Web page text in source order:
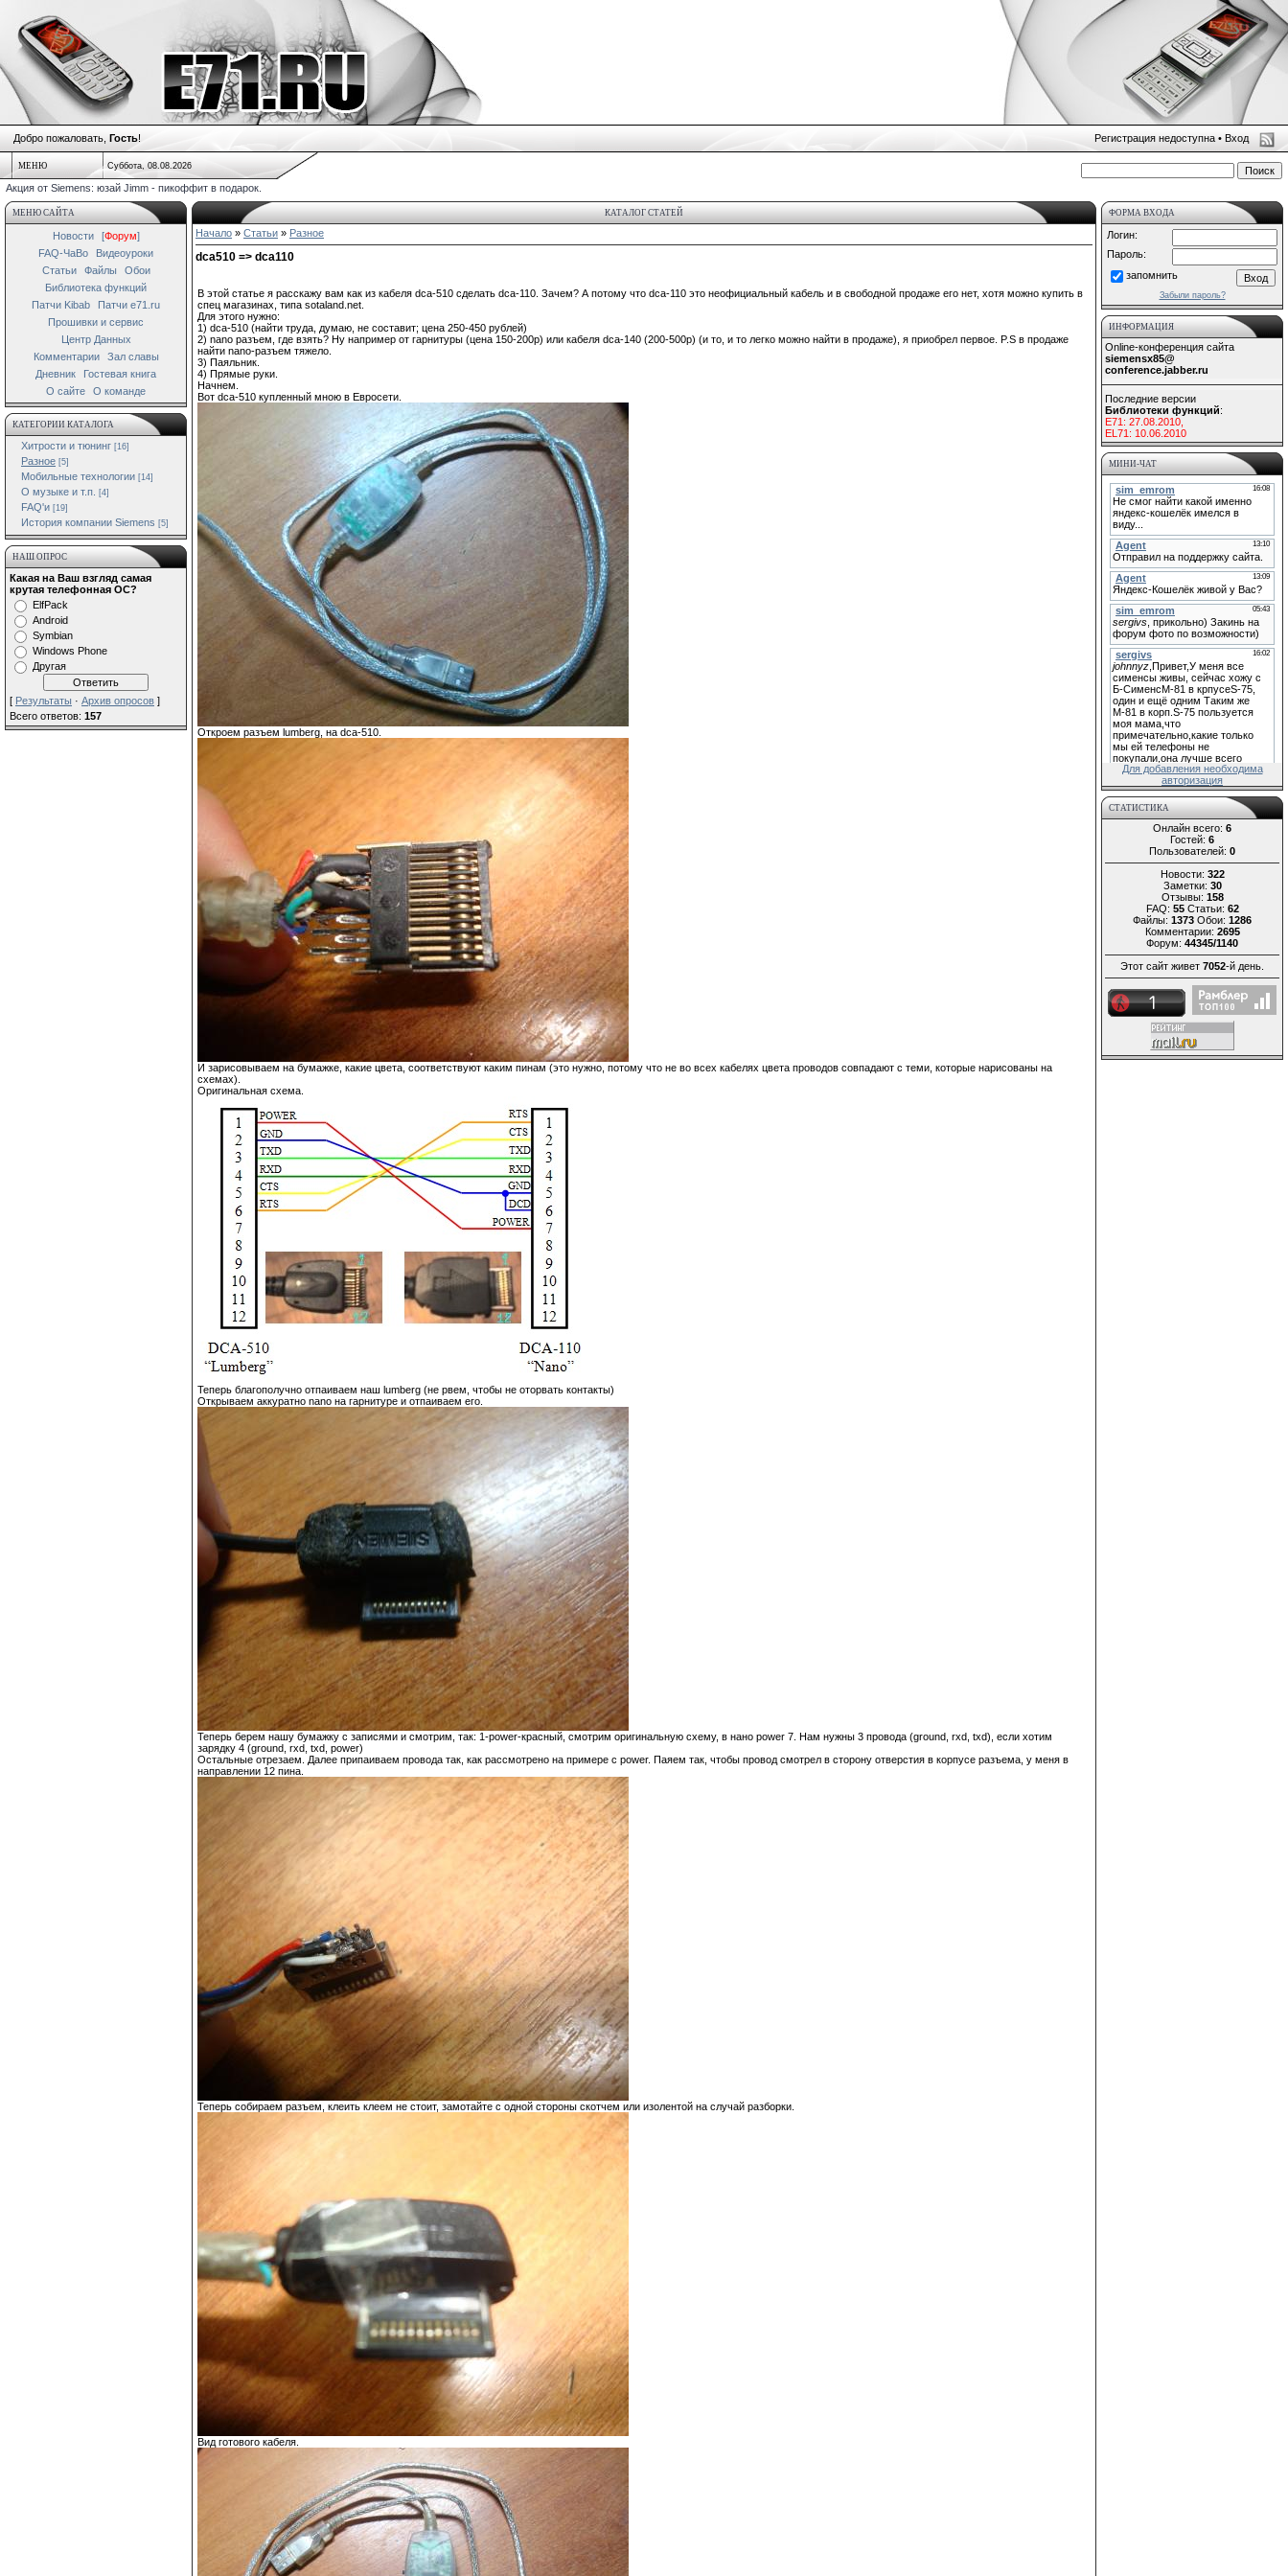
Добро пожаловать, Гость! Регистрация недоступна • Вход
МЕНЮ Суббота, 08.08.2026
Акция от Siemens: юзай Jimm - пикоффит в подарок.
МЕНЮ САЙТА
Новости [Форум]
FAQ-ЧаВо
Видеоуроки
Статьи
Файлы
Обои
Библиотека функций
Патчи Kibab
Патчи e71.ru
Прошивки и сервис
Центр Данных
Комментарии
Зал славы
Дневник
Гостевая книга
О сайте
О команде
КАТЕГОРИИ КАТАЛОГА
Хитрости и тюнинг [16]
Разное [5]
Мобильные технологии [14]
О музыке и т.п. [4]
FAQ'и [19]
История компании Siemens [5]
НАШ ОПРОС
Какая на Ваш взгляд самая
крутая телефонная ОС?
ElfPack
Android
Symbian
Windows Phone
Другая
[ Результаты · Архив опросов ]
Всего ответов: 157
КАТАЛОГ СТАТЕЙ
Начало » Статьи » Разное
dca510 => dca110
В этой статье я расскажу вам как из кабеля dca-510 сделать dca-110. Зачем? А потому что dca-110 это неофициальный кабель и в свободной продаже его нет, хотя можно купить в
спец магазинах, типа sotaland.net.
Для этого нужно:
1) dca-510 (найти труда, думаю, не составит; цена 250-450 рублей)
2) nano разъем, где взять? Ну например от гарнитуры (цена 150-200р) или кабеля dca-140 (200-500р) (и то, и то легко можно найти в продаже), я приобрел первое. P.S в продаже
найти nano-разъем тяжело.
3) Паяльник.
4) Прямые руки.
Начнем.
Вот dca-510 купленный мною в Евросети.
Откроем разъем lumberg, на dca-510.
И зарисовываем на бумажке, какие цвета, соответствуют каким пинам (это нужно, потому что не во всех кабелях цвета проводов совпадают с теми, которые нарисованы на
схемах).
Оригинальная схема.
Теперь благополучно отпаиваем наш lumberg (не рвем, чтобы не оторвать контакты)
Открываем аккуратно nano на гарнитуре и отпаиваем его.
Теперь берем нашу бумажку с записями и смотрим, так: 1-power-красный, смотрим оригинальную схему, в нано power 7. Нам нужны 3 провода (ground, rxd, txd), если хотим
зарядку 4 (ground, rxd, txd, power)
Остальные отрезаем. Далее припаиваем провода так, как рассмотрено на примере с power. Паяем так, чтобы провод смотрел в сторону отверстия в корпусе разъема, у меня в
направлении 12 пина.
Теперь собираем разъем, клеить клеем не стоит, замотайте с одной стороны скотчем или изолентой на случай разборки.
Вид готового кабеля.
ФОРМА ВХОДА
Логин:
Пароль:
запомнить
Забыли пароль?
ИНФОРМАЦИЯ
Online-конференция сайта
siemensx85@
conference.jabber.ru
Последние версии
Библиотеки функций:
E71: 27.08.2010,
EL71: 10.06.2010
МИНИ-ЧАТ
Для добавления необходима
авторизация
СТАТИСТИКА
Онлайн всего: 6
Гостей: 6
Пользователей: 0
Новости: 322
Заметки: 30
Отзывы: 158
FAQ: 55Статьи: 62
Файлы: 1373 Обои: 1286
Комментарии: 2695
Форум: 44345/1140
Этот сайт живет 7052-й день.